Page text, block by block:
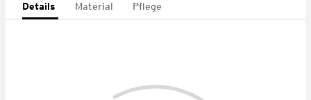
Details Material Pflege